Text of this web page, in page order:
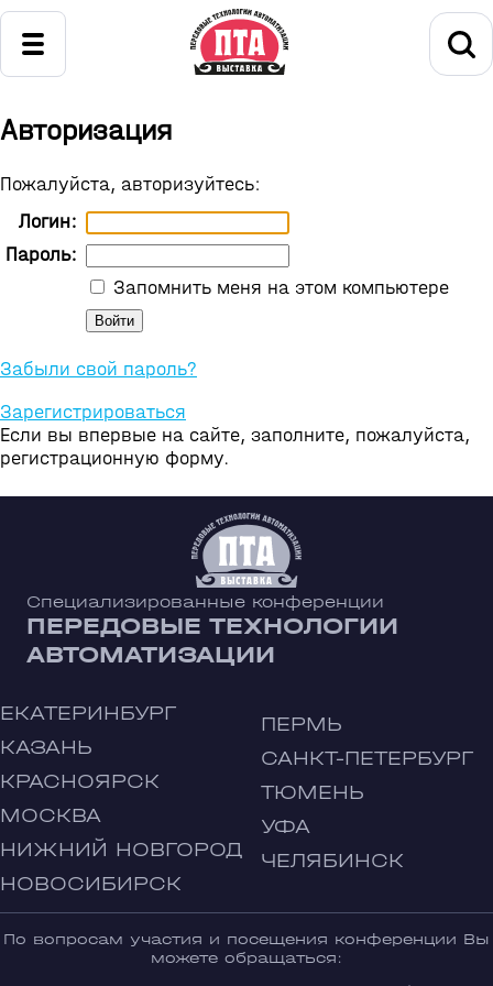
Авторизация
Пожалуйста, авторизуйтесь:
Логин:
Пароль:
Запомнить меня на этом компьютере
Забыли свой пароль?
Зарегистрироваться
Если вы впервые на сайте, заполните, пожалуйста,
регистрационную форму.
Специализированные конференции
ПЕРЕДОВЫЕ ТЕХНОЛОГИИ
АВТОМАТИЗАЦИИ
ЕКАТЕРИНБУРГ
КАЗАНЬ
КРАСНОЯРСК
МОСКВА
НИЖНИЙ НОВГОРОД
НОВОСИБИРСК
ПЕРМЬ
САНКТ-ПЕТЕРБУРГ
ТЮМЕНЬ
УФА
ЧЕЛЯБИНСК
По вопросам участия и посещения конференции Вы
можете обращаться: